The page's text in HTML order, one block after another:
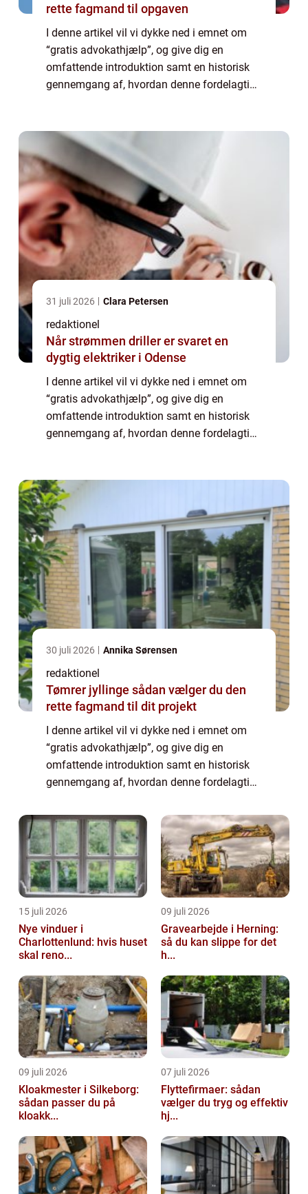
rette fagmand til opgaven
I denne artikel vil vi dykke ned i emnet om
“gratis advokathjælp”, og give dig en
omfattende introduktion samt en historisk
gennemgang af, hvordan denne fordelagtige
31 juli 2026 Clara Petersen
redaktionel
Når strømmen driller er svaret en
dygtig elektriker i Odense
I denne artikel vil vi dykke ned i emnet om
“gratis advokathjælp”, og give dig en
omfattende introduktion samt en historisk
gennemgang af, hvordan denne fordelagtige
30 juli 2026 Annika Sørensen
redaktionel
Tømrer jyllinge sådan vælger du den
rette fagmand til dit projekt
I denne artikel vil vi dykke ned i emnet om
“gratis advokathjælp”, og give dig en
omfattende introduktion samt en historisk
gennemgang af, hvordan denne fordelagtige
du er en privatkunde eller ...
15 juli 2026
Nye vinduer i
Charlottenlund: hvis huset
skal reno...
09 juli 2026
Gravearbejde i Herning:
så du kan slippe for det
h...
09 juli 2026
Kloakmester i Silkeborg:
sådan passer du på
kloakk...
07 juli 2026
Flyttefirmaer: sådan
vælger du tryg og effektiv
hj...